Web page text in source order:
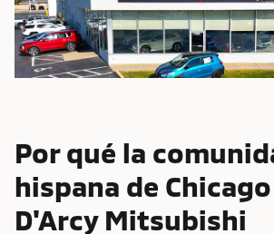
Por qué la
hispana de
D'Arcy Mitsubishi